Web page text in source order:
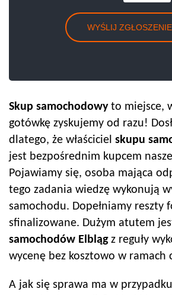
Skup samochodowyto miejsce,
gotówkę zyskujemy od razu!
dlatego, że właściciel skupu
jest bezpośrednim kupcem
Pojawiamy się, osoba mająca
tego zadania wiedzę wykonują
samochodu. Dopełniamy reszty
sfinalizowane. Dużym atutem
samochodów Elblągz reguły
wycenę bez kosztowo w ramach
A jak się sprawa ma w